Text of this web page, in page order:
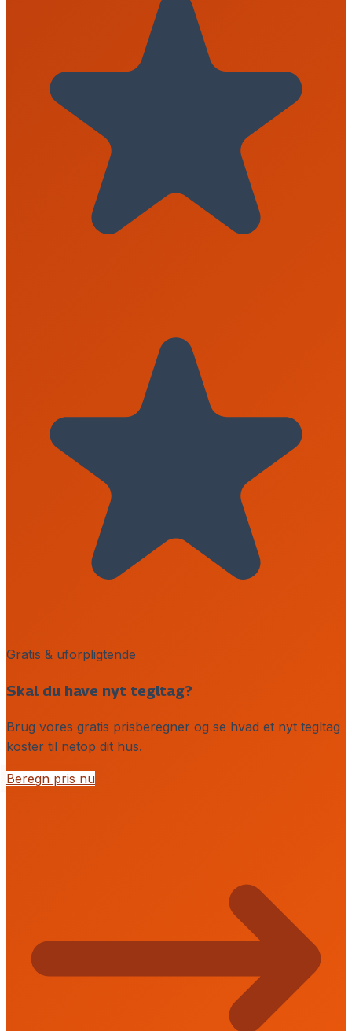
Gratis & uforpligtende
Skal du have nyt tegltag?
Brug vores gratis prisberegner og se hvad et nyt tegltag
koster til netop dit hus.
Beregn pris nu